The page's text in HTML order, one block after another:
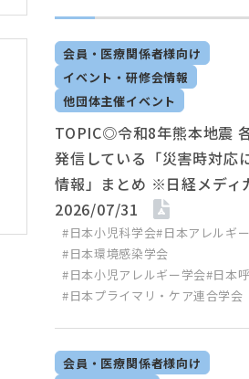
会員・医療関係者様向け
イベント・研修会情報
他団体主催イベント
#日本小児科学会#日本アレルギ
#日本環境感染学会
#日本小児アレルギー学会#日本
#日本プライマリ・ケア連合学会
TOPIC◎令和8年熊本地震
発信している「災害時対応
情報」まとめ ※日経メディ
2026/07/31
会員・医療関係者様向け